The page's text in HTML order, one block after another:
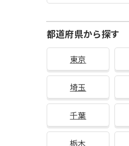
都道府県から探す
東京
埼玉
千葉
栃木